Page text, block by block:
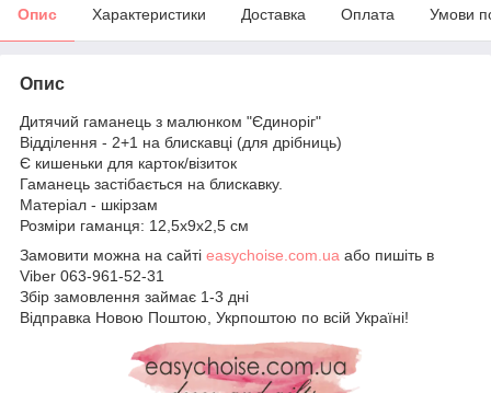
Опис Характеристики Доставка Оплата Умови
Опис
Дитячий гаманець з малюнком "Єдиноріг"
Відділення - 2+1 на блискавці (для дрібниць)
Є кишеньки для карток/візиток
Гаманець застібається на блискавку.
Матеріал - шкірзам
Розміри гаманця: 12,5х9х2,5 см
Замовити можна на сайті easychoise.com.ua або пишіть в
Viber 063-961-52-31
Збір замовлення займає 1-3 дні
Відправка Новою Поштою, Укрпоштою по всій Україні!